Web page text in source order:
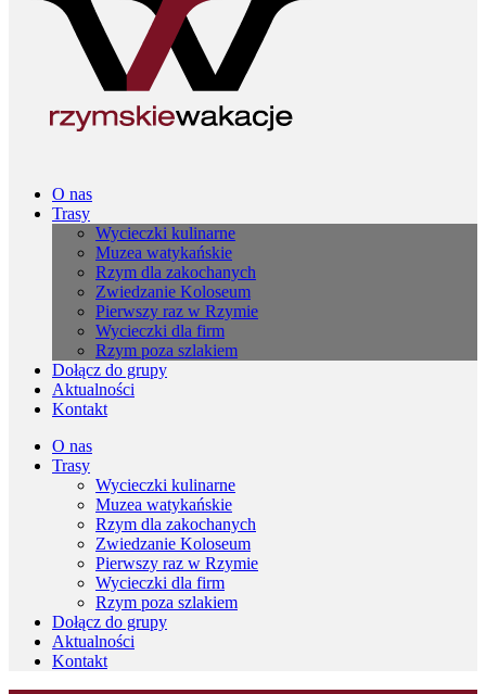
O nas
Trasy
Wycieczki kulinarne
Muzea watykańskie
Rzym dla zakochanych
Zwiedzanie Koloseum
Pierwszy raz w Rzymie
Wycieczki dla firm
Rzym poza szlakiem
Dołącz do grupy
Aktualności
Kontakt
O nas
Trasy
Wycieczki kulinarne
Muzea watykańskie
Rzym dla zakochanych
Zwiedzanie Koloseum
Pierwszy raz w Rzymie
Wycieczki dla firm
Rzym poza szlakiem
Dołącz do grupy
Aktualności
Kontakt